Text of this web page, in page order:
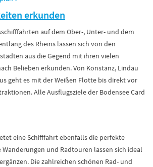
erkunden
auf dem Ober-, Unter- und dem
des Rheins lassen sich von den
aus die Gegend mit ihren vielen
Belieben erkunden. Von Konstanz, Lindau
geht es mit der Weißen Flotte bis direkt vor
Alle Ausflugsziele der Bodensee Card
eine Schifffahrt ebenfalls die perfekte
Wanderungen und Radtouren lassen sich ideal
Die zahlreichen schönen Rad- und